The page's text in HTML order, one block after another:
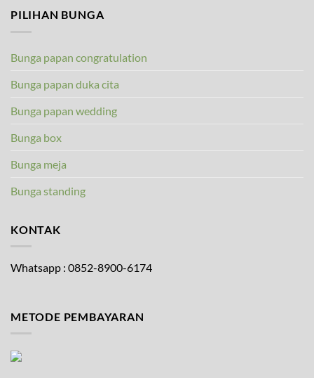
PILIHAN BUNGA
Bunga papan congratulation
Bunga papan duka cita
Bunga papan wedding
Bunga box
Bunga meja
Bunga standing
KONTAK
Whatsapp : 0852-8900-6174
METODE PEMBAYARAN